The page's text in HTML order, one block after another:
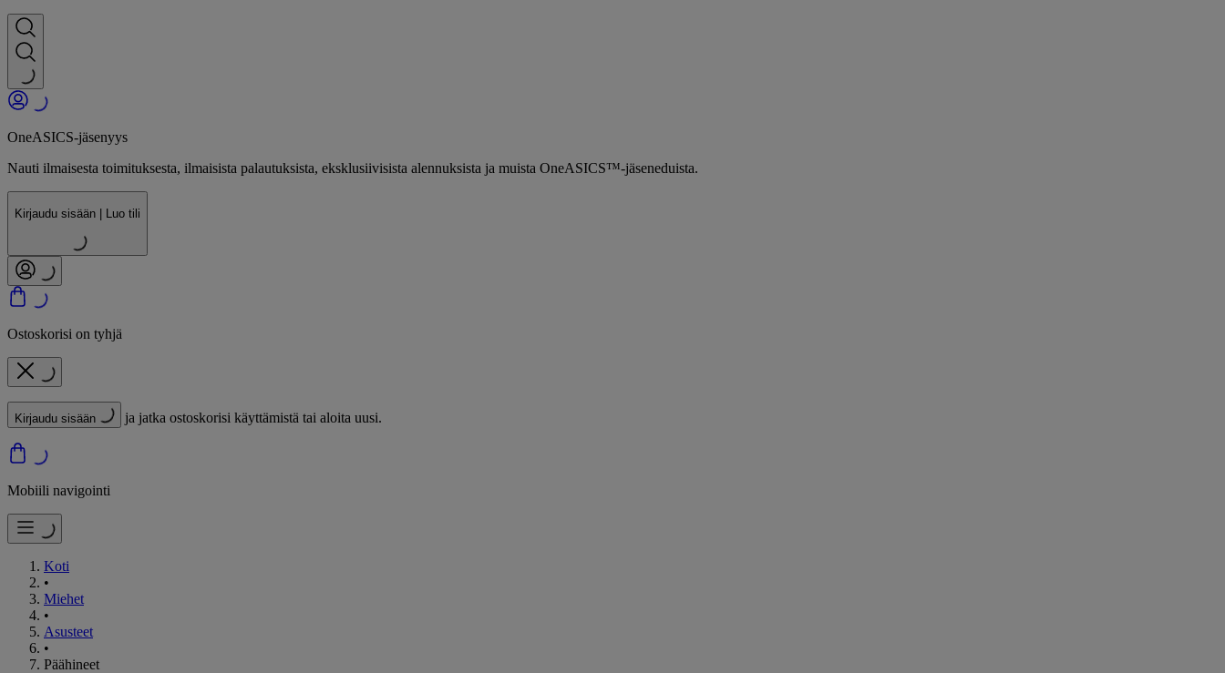
OneASICS-jäsenyys
Nauti ilmaisesta toimituksesta, ilmaisista palautuksista, eksklusiivisista alennuksista ja muista OneASICS™-jäseneduista.
Kirjaudu sisään | Luo tili
Ostoskorisi on tyhjä
Kirjaudu sisään ja jatka ostoskorisi käyttämistä tai aloita uusi.
Mobiili navigointi
Koti
•
Miehet
•
Asusteet
•
Päähineet